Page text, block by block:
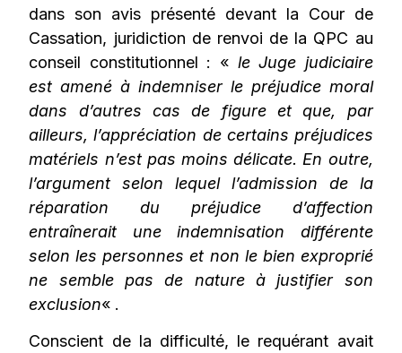
dans son avis présenté devant la Cour de
Cassation, juridiction de renvoi de la QPC au
conseil constitutionnel : « le Juge judiciaire
est amené à indemniser le préjudice moral
dans d’autres cas de figure et que, par
ailleurs, l’appréciation de certains préjudices
matériels n’est pas moins délicate. En outre,
l’argument selon lequel l’admission de la
réparation du préjudice d’affection
entraînerait une indemnisation différente
selon les personnes et non le bien exproprié
ne semble pas de nature à justifier son
exclusion« .
Conscient de la difficulté, le requérant avait